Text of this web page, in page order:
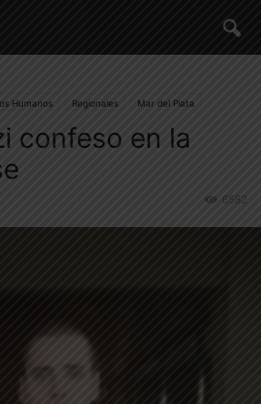
Humanos Regionales Mar del Plata
confeso en la
6582